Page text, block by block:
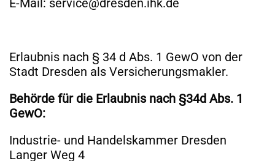
Erlaubnis nach § 34 d Abs. 1 GewO von der
Stadt Dresden als Versicherungsmakler.
Behörde für die Erlaubnis nach §34d Abs. 1
GewO:
Industrie- und Handelskammer Dresden
Langer Weg 4